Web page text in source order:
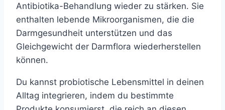
Antibiotika-Behandlung wieder zu stärken. Sie
enthalten lebende Mikroorganismen, die die
Darmgesundheit unterstützen und das
Gleichgewicht der Darmflora wiederherstellen
können.
Du kannst probiotische Lebensmittel in deinen
Alltag integrieren, indem du bestimmte